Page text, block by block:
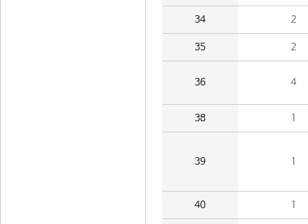
34 2
35 2
36 4
38 1
39 1
40 1